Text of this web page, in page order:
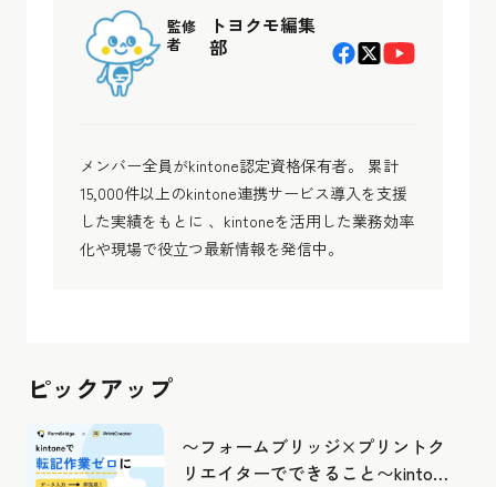
監修
者
トヨクモ編集
部
メンバー全員がkintone認定資格保有者。 累計
15,000件以上のkintone連携サービス導入を支援
した実績をもとに 、kintoneを活用した業務効率
化や現場で役立つ最新情報を発信中。
ピックアップ
〜フォームブリッジ×プリントク
リエイターでできること〜kintone